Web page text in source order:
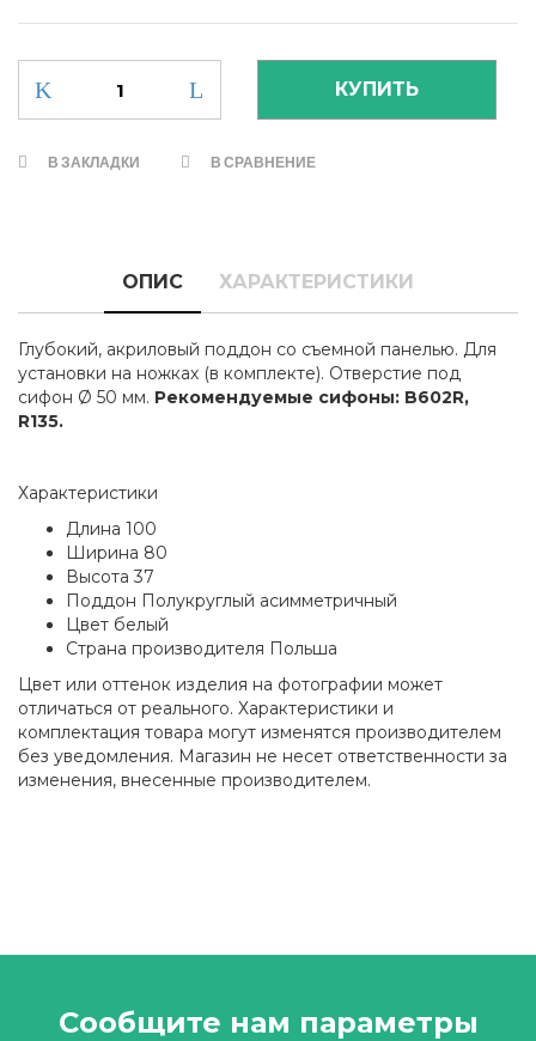
В ЗАКЛАДКИ В СРАВНЕНИЕ
ОПИС ХАРАКТЕРИСТИКИ
Глубокий, акриловый поддон со съемной панелью. Для
установки на ножках (в комплекте). Отверстие под
сифон Ø 50 мм. Рекомендуемые сифоны: B602R,
R135.
Характеристики
Длина 100
Ширина 80
Высота 37
Поддон Полукруглый асимметричный
Цвет белый
Страна производителя Польша
Цвет или оттенок изделия на фотографии может
отличаться от реального. Характеристики и
комплектация товара могут изменятся производителем
без уведомления. Магазин не несет ответственности за
изменения, внесенные производителем.
Сообщите нам параметры